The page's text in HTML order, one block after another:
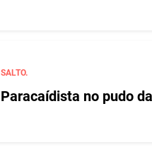
SALTO.
Paracaídista no pudo